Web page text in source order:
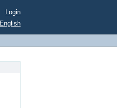
Login
English